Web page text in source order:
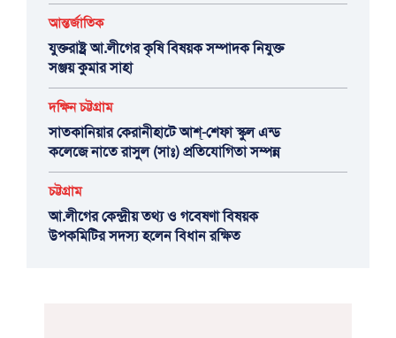
আন্তর্জাতিক
যুক্তরাষ্ট্র আ.লীগের কৃষি বিষয়ক সম্পাদক নিযুক্ত
সঞ্জয় কুমার সাহা
দক্ষিন চট্টগ্রাম
সাতকানিয়ার কেরানীহাটে আশ্-শেফা স্কুল এন্ড
কলেজে নাতে রাসুল (সাঃ) প্রতিযোগিতা সম্পন্ন
চট্টগ্রাম
আ.লীগের কেন্দ্রীয় তথ্য ও গবেষণা বিষয়ক
উপকমিটির সদস্য হলেন বিধান রক্ষিত